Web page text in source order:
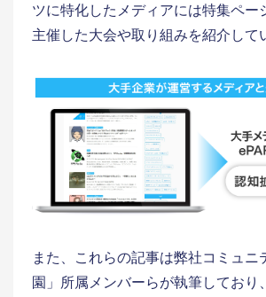
ツに特化したメディアには特集ペー
主催した大会や取り組みを紹介して
また、これらの記事は弊社コミュニ
園」所属メンバーらが執筆しており